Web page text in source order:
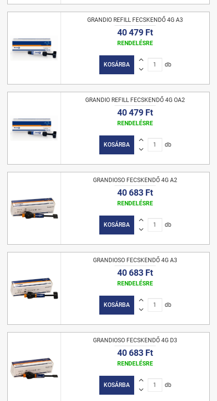
GRANDIO REFILL FECSKENDŐ 4G A3
40 479 Ft
RENDELÉSRE
KOSÁRBA db
GRANDIO REFILL FECSKENDŐ 4G OA2
40 479 Ft
RENDELÉSRE
KOSÁRBA db
GRANDIOSO FECSKENDŐ 4G A2
40 683 Ft
RENDELÉSRE
KOSÁRBA db
GRANDIOSO FECSKENDŐ 4G A3
40 683 Ft
RENDELÉSRE
KOSÁRBA db
GRANDIOSO FECSKENDŐ 4G D3
40 683 Ft
RENDELÉSRE
KOSÁRBA db